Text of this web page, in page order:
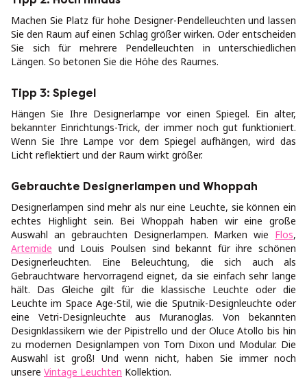
Machen Sie Platz für hohe Designer-Pendelleuchten und lassen
Sie den Raum auf einen Schlag größer wirken. Oder entscheiden
Sie sich für mehrere Pendelleuchten in unterschiedlichen
Längen. So betonen Sie die Höhe des Raumes.
Tipp 3: Spiegel
Hängen Sie Ihre Designerlampe vor einen Spiegel. Ein alter,
bekannter Einrichtungs-Trick, der immer noch gut funktioniert.
Wenn Sie Ihre Lampe vor dem Spiegel aufhängen, wird das
Licht reflektiert und der Raum wirkt größer.
Gebrauchte Designerlampen und Whoppah
Designerlampen sind mehr als nur eine Leuchte, sie können ein
echtes Highlight sein. Bei Whoppah haben wir eine große
Auswahl an gebrauchten Designerlampen. Marken wie Flos,
Artemide und Louis Poulsen sind bekannt für ihre schönen
Designerleuchten. Eine Beleuchtung, die sich auch als
Gebrauchtware hervorragend eignet, da sie einfach sehr lange
hält. Das Gleiche gilt für die klassische Leuchte oder die
Leuchte im Space Age-Stil, wie die Sputnik-Designleuchte oder
eine Vetri-Designleuchte aus Muranoglas. Von bekannten
Designklassikern wie der Pipistrello und der Oluce Atollo bis hin
zu modernen Designlampen von Tom Dixon und Modular. Die
Auswahl ist groß! Und wenn nicht, haben Sie immer noch
unsere Vintage Leuchten Kollektion.